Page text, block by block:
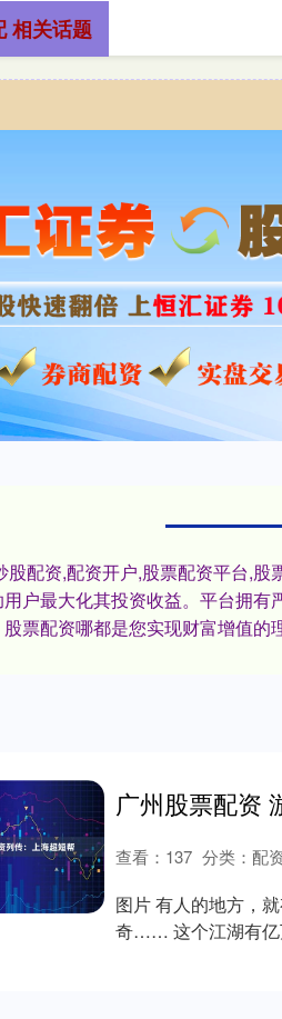
股配资,配资开户,股票配资平台,
户最大化其投资收益。平台拥
票配资哪都是您实现财富增值的
相关话题
广州股票配资
查看： 137 分类： 配
图片 有人的地方，
奇…… 这个江湖有亿